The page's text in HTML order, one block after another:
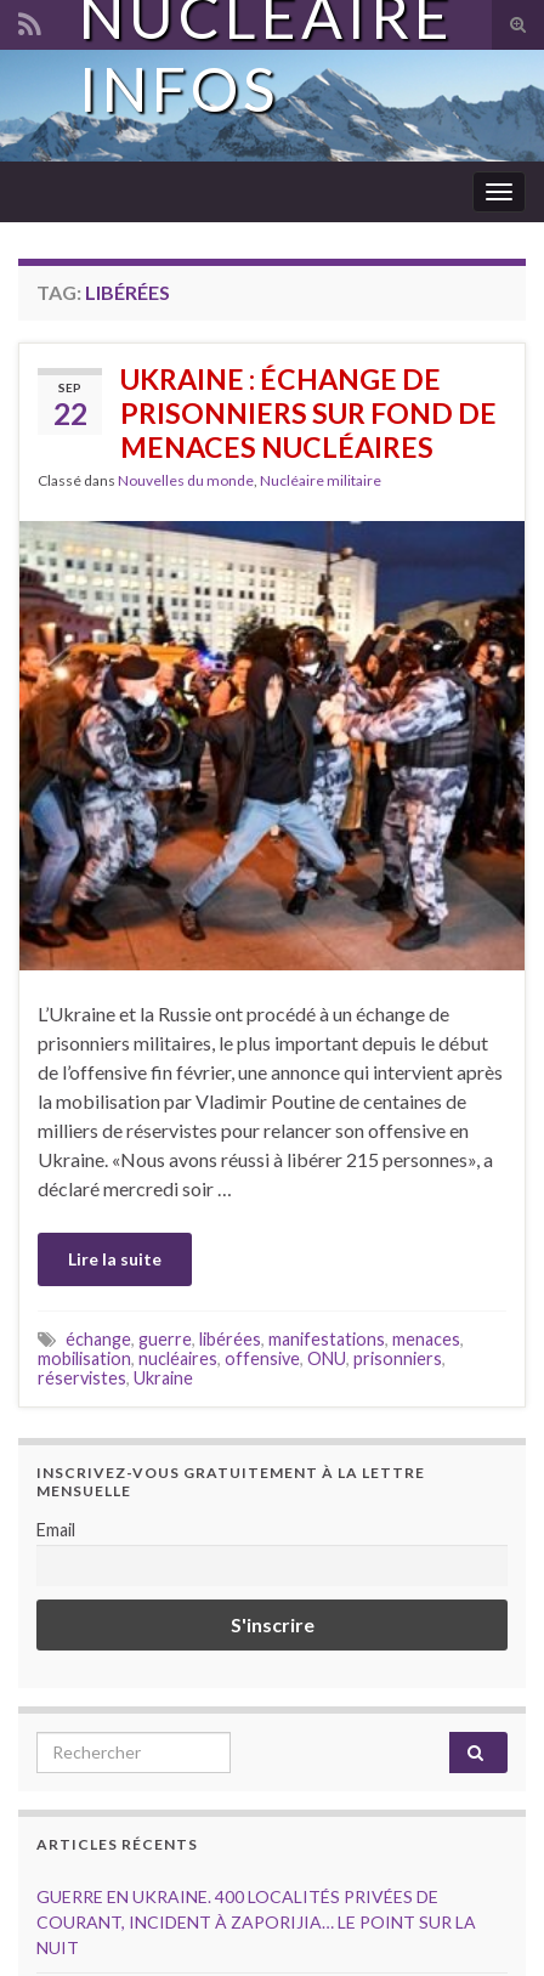
Search for:
NUCLÉAIRE
INFOS
TAG: LIBÉRÉES
SEP
22
UKRAINE : ÉCHANGE DE
PRISONNIERS SUR FOND DE
MENACES NUCLÉAIRES
Classé dans Nouvelles du monde, Nucléaire militaire
L’Ukraine et la Russie ont procédé à un échange de
prisonniers militaires, le plus important depuis le début
de l’offensive fin février, une annonce qui intervient après
la mobilisation par Vladimir Poutine de centaines de
milliers de réservistes pour relancer son offensive en
Ukraine. «Nous avons réussi à libérer 215 personnes», a
déclaré mercredi soir …
Lire la suite
échange, guerre, libérées, manifestations, menaces,
mobilisation, nucléaires, offensive, ONU, prisonniers,
réservistes, Ukraine
INSCRIVEZ-VOUS GRATUITEMENT À LA LETTRE
MENSUELLE
Email
Search for:
ARTICLES RÉCENTS
GUERRE EN UKRAINE. 400 LOCALITÉS PRIVÉES DE
COURANT, INCIDENT À ZAPORIJIA… LE POINT SUR LA
NUIT